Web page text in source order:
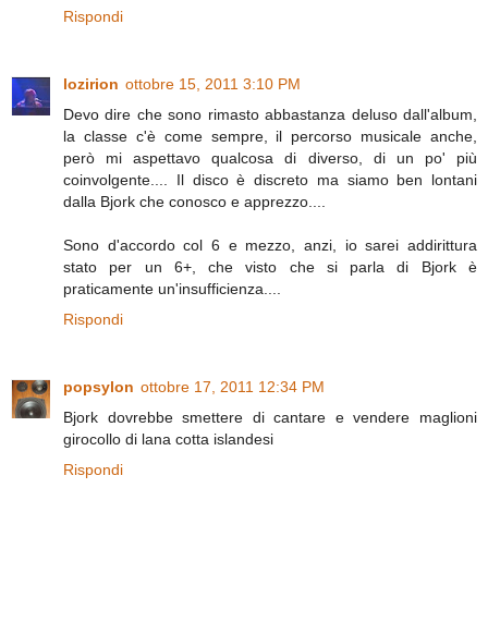
Rispondi
lozirion ottobre 15, 2011 3:10 PM
Devo dire che sono rimasto abbastanza deluso dall'album,
la classe c'è come sempre, il percorso musicale anche,
però mi aspettavo qualcosa di diverso, di un po' più
coinvolgente.... Il disco è discreto ma siamo ben lontani
dalla Bjork che conosco e apprezzo....
Sono d'accordo col 6 e mezzo, anzi, io sarei addirittura
stato per un 6+, che visto che si parla di Bjork è
praticamente un'insufficienza....
Rispondi
popsylon ottobre 17, 2011 12:34 PM
Bjork dovrebbe smettere di cantare e vendere maglioni
girocollo di lana cotta islandesi
Rispondi